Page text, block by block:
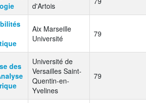
d'Artois
Aix Marseille
Université
79
des
Université de
Versailles Saint-
Quentin-en-
Yvelines
79